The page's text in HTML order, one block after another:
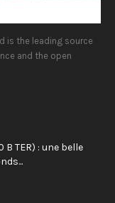
is the leading source
and the open
TER) : une belle